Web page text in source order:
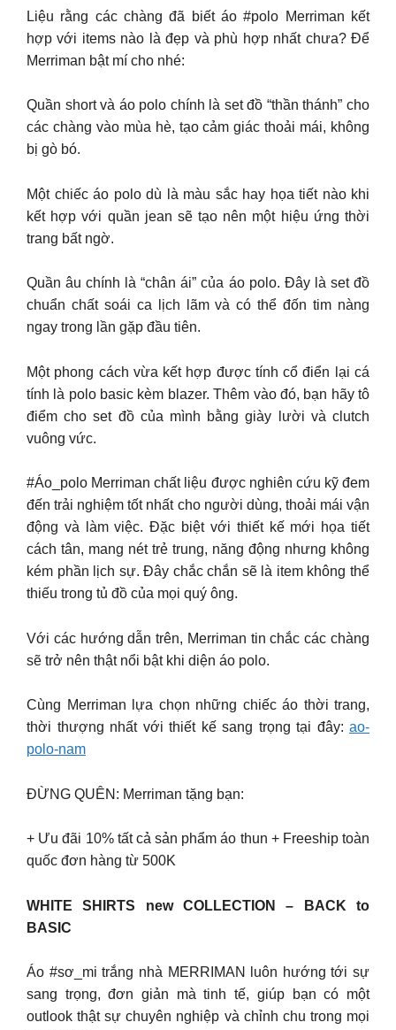
Liệu rằng các chàng đã biết áo #polo Merriman kết
hợp với items nào là đẹp và phù hợp nhất chưa? Để
Merriman bật mí cho nhé:
Quần short và áo polo chính là set đồ “thần thánh” cho
các chàng vào mùa hè, tạo cảm giác thoải mái, không
bị gò bó.
Một chiếc áo polo dù là màu sắc hay họa tiết nào khi
kết hợp với quần jean sẽ tạo nên một hiệu ứng thời
trang bất ngờ.
Quần âu chính là “chân ái” của áo polo. Đây là set đồ
chuẩn chất soái ca lịch lãm và có thể đốn tim nàng
ngay trong lần gặp đầu tiên.
Một phong cách vừa kết hợp được tính cổ điển lại cá
tính là polo basic kèm blazer. Thêm vào đó, bạn hãy tô
điểm cho set đồ của mình bằng giày lười và clutch
vuông vức.
#Áo_polo Merriman chất liệu được nghiên cứu kỹ đem
đến trải nghiệm tốt nhất cho người dùng, thoải mái vận
động và làm việc. Đặc biệt với thiết kế mới họa tiết
cách tân, mang nét trẻ trung, năng động nhưng không
kém phần lịch sự. Đây chắc chắn sẽ là item không thể
thiếu trong tủ đồ của mọi quý ông.
Với các hướng dẫn trên, Merriman tin chắc các chàng
sẽ trở nên thật nổi bật khi diện áo polo.
Cùng Merriman lựa chọn những chiếc áo thời trang,
thời thượng nhất với thiết kế sang trọng tại đây: ao-
polo-nam
ĐỪNG QUÊN: Merriman tặng bạn:
+ Ưu đãi 10% tất cả sản phẩm áo thun + Freeship toàn
quốc đơn hàng từ 500K
WHITE SHIRTS new COLLECTION – BACK to
BASIC
Áo #sơ_mi trắng nhà MERRIMAN luôn hướng tới sự
sang trọng, đơn giản mà tinh tế, giúp bạn có một
outlook thật sự chuyên nghiệp và chỉnh chu trong mọi